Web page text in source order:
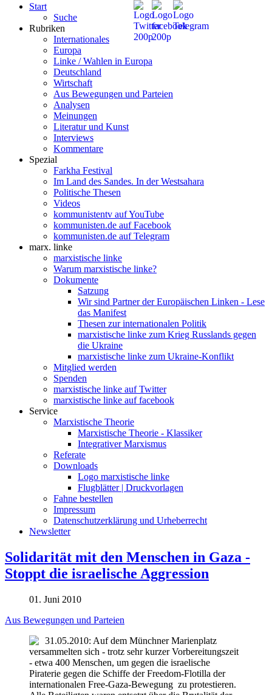
Start
Suche
Rubriken
Internationales
Europa
Linke / Wahlen in Europa
Deutschland
Wirtschaft
Aus Bewegungen und Parteien
Analysen
Meinungen
Literatur und Kunst
Interviews
Kommentare
Spezial
Farkha Festival
Im Land des Sandes. In der Westsahara
Politische Thesen
Videos
kommunistentv auf YouTube
kommunisten.de auf Facebook
kommunisten.de auf Telegram
marx. linke
marxistische linke
Warum marxistische linke?
Dokumente
Satzung
Wir sind Partner der Europäischen Linken - Lese
das Manifest
Thesen zur internationalen Politik
marxistische linke zum Krieg Russlands gegen
die Ukraine
marxistische linke zum Ukraine-Konflikt
Mitglied werden
Spenden
marxistische linke auf Twitter
marxistische linke auf facebook
Service
Marxistische Theorie
Marxistische Theorie - Klassiker
Integrativer Marxismus
Referate
Downloads
Logo marxistische linke
Flugblätter | Druckvorlagen
Fahne bestellen
Impressum
Datenschutzerklärung und Urheberrecht
Newsletter
Solidarität mit den Menschen in Gaza -
Stoppt die israelische Aggression
01. Juni 2010
Aus Bewegungen und Parteien
31.05.2010: Auf dem Münchner Marienplatz
versammelten sich - trotz sehr kurzer Vorbereitungszeit
- etwa 400 Menschen, um gegen die israelische
Piraterie gegen die Schiffe der Freedom-Flotilla der
internationalen Free-Gaza-Bewegung zu protestieren.